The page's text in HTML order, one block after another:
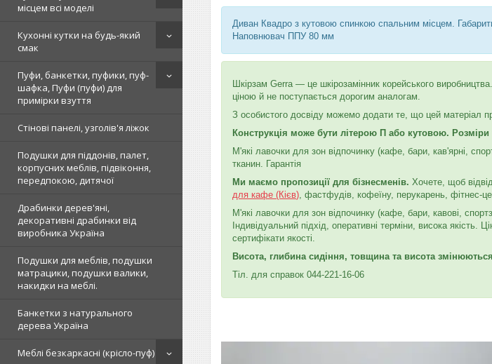
місцем всі моделі
Кухонні кутки на будь-який
смак
Пуфи, банкетки, пуфики, пуф-
шафка, Пуфи (пуфи) для
примірки взуття
Стінові панелі, узголів'я ліжок
Подушки для піддонів, палет,
корпусних меблів, підвіконня,
передпокою, дитячої
Драбинки дерев'яні,
декоративні драбинки від
виробника Україна
Подушки для меблів, подушки
матрацики, подушки валики,
накидки на меблі.
Банкетки з натурального
дерева Україна
Меблі безкаркасні (крісло-пуф)
Диван Квадро з кутовою спинкою спальним місцем.
Наповнювач ППУ 80 мм
Шкірзам Gerra — це шкірозамінник корейського
ціною й не поступається дорогим аналогам.
З особистого досвіду можемо додати те, що цей матеріал
Конструкція може бути літерою П або кутовою.
М'які лавочки для зон відпочинку (кафе, бари, кав'ярні,
тканин. Гарантія
Ми маємо пропозиції для бізнесменів. Хочете, щоб
для кафе (Кієв) , фастфудів, кофеїну, перукарень,
М'які лавочки для зон відпочинку (кафе, бари, кавові,
Індивідуальний підхід, оперативні терміни, висока
сертифікати якості.
Висота, глибина сидіння, товщина та висота
Тіл. для справок 044-221-16-06